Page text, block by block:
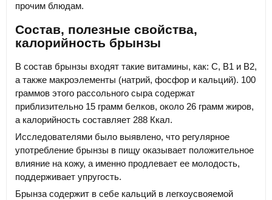
прочим блюдам.
Состав, полезные свойства,
калорийность брынзы
В состав брынзы входят такие витамины, как: С, В1 и В2,
а также макроэлементы (натрий, фосфор и кальций). 100
граммов этого рассольного сыра содержат
приблизительно 15 грамм белков, около 26 грамм жиров,
а калорийность составляет 288 Ккал.
Исследователями было выявлено, что регулярное
употребление брынзы в пищу оказывает положительное
влияние на кожу, а именно продлевает ее молодость,
поддерживает упругость.
Брынза содержит в себе кальций в легкоусвояемой